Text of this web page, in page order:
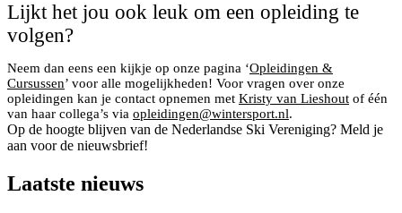
Lijkt het jou ook leuk om een opleiding te
volgen?
Neem dan eens een kijkje op onze pagina ‘Opleidingen &
Cursussen’ voor alle mogelijkheden! Voor vragen over onze
opleidingen kan je contact opnemen met Kristy van Lieshout of één
van haar collega’s via opleidingen@wintersport.nl.
Op de hoogte blijven van de Nederlandse Ski Vereniging? Meld je
aan voor de nieuwsbrief!
Laatste nieuws